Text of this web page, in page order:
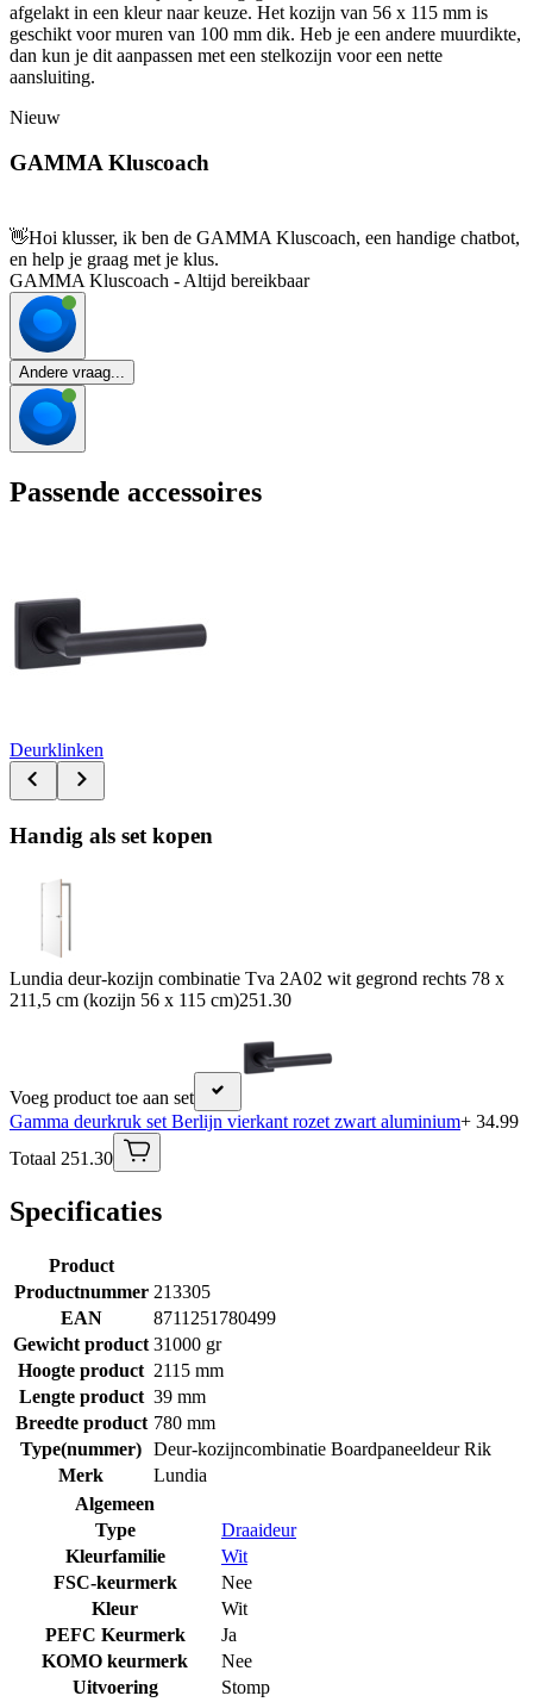
afgelakt in een kleur naar keuze. Het kozijn van 56 x 115 mm is
geschikt voor muren van 100 mm dik. Heb je een andere muurdikte,
dan kun je dit aanpassen met een stelkozijn voor een nette
aansluiting.
Nieuw
GAMMA Kluscoach
👋Hoi klusser, ik ben de GAMMA Kluscoach, een handige chatbot,
en help je graag met je klus.
GAMMA Kluscoach - Altijd bereikbaar
Andere vraag...
Passende accessoires
Deurklinken
Handig als set kopen
Lundia deur-kozijn combinatie Tva 2A02 wit gegrond rechts 78 x
211,5 cm (kozijn 56 x 115 cm)251.30
Voeg product toe aan set
Gamma deurkruk set Berlijn vierkant rozet zwart aluminium+ 34.99
Totaal 251.30
Specificaties
Product
Productnummer 213305
EAN
8711251780499
Gewicht product 31000 gr
Hoogte product 2115 mm
Lengte product 39 mm
Breedte product 780 mm
Type(nummer) Deur-kozijncombinatie Boardpaneeldeur Rik
Merk
Lundia
Algemeen
Type
Draaideur
Kleurfamilie
Wit
FSC-keurmerk
Nee
Kleur
Wit
PEFC Keurmerk
Ja
KOMO keurmerk
Nee
Uitvoering
Stomp